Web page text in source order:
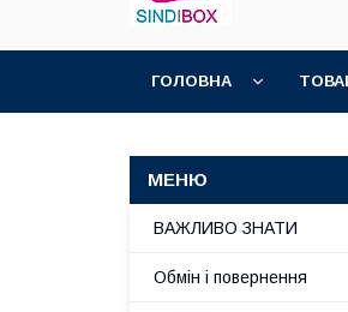
ГОЛОВНА
ВАЖЛИВО ЗНАТИ
Обмін і повернення